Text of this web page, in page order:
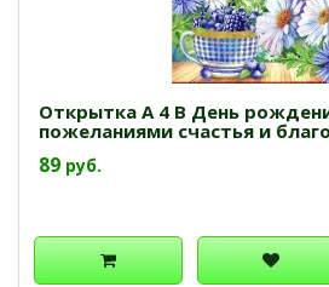
Открытка А 4 В День
пожеланиями счастья и
89 руб.